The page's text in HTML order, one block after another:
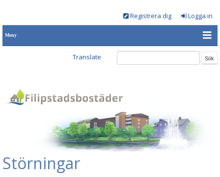
Logga in
Registrera dig
Meny
Translate
Störningar